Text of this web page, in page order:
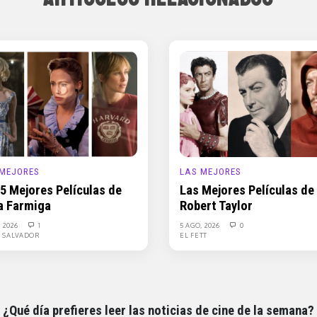
Mejores Películas de
Farmiga
2026
1
LAS MEJORES
Las Mejores Películas de
Robert Taylor
5 AGO, 2026
0
EL FETT
¿Qué día prefieres leer las noticias de cine de la semana?